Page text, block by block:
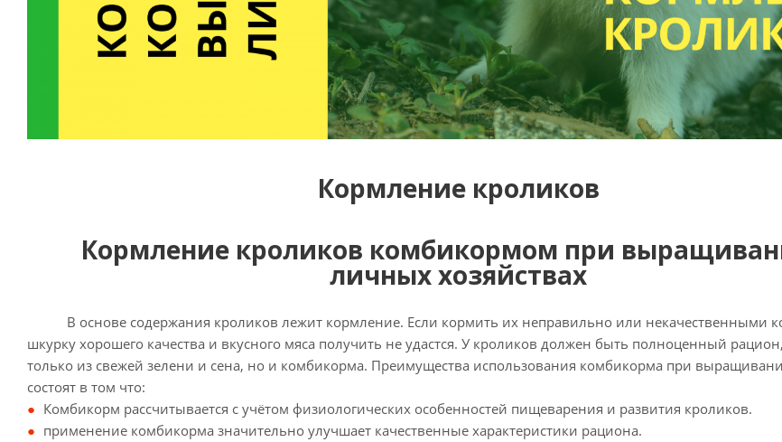
Кормление кроликов
Кормление кроликов комбикормом при
личных хозяйствах
В основе содержания кроликов лежит кормление. Если кормить их неправильно или некачественными
шкурку хорошего качества и вкусного мяса получить не удастся. У кроликов должен быть полноценный
только из свежей зелени и сена, но и комбикорма. Преимущества использования комбикорма при
состоят в том что:
Комбикорм рассчитывается с учётом физиологических особенностей пищеварения и развития кроликов.
применение комбикорма значительно улучшает качественные характеристики рациона.